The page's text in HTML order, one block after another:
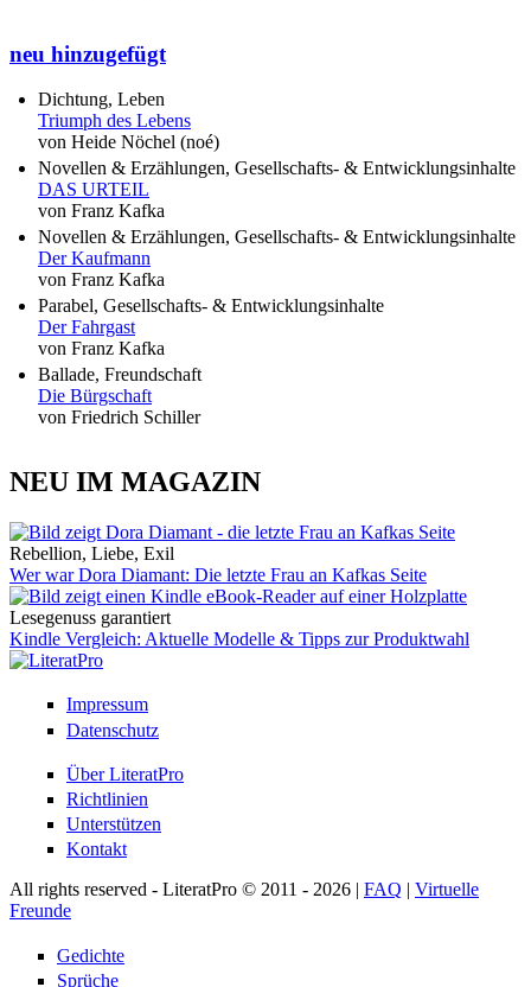
neu hinzugefügt
Dichtung, Leben
Triumph des Lebens
von Heide Nöchel (noé)
Novellen & Erzählungen, Gesellschafts- & Entwicklungsinhalte
DAS URTEIL
von Franz Kafka
Novellen & Erzählungen, Gesellschafts- & Entwicklungsinhalte
Der Kaufmann
von Franz Kafka
Parabel, Gesellschafts- & Entwicklungsinhalte
Der Fahrgast
von Franz Kafka
Ballade, Freundschaft
Die Bürgschaft
von Friedrich Schiller
NEU IM MAGAZIN
Rebellion, Liebe, Exil
Wer war Dora Diamant: Die letzte Frau an Kafkas Seite
Lesegenuss garantiert
Kindle Vergleich: Aktuelle Modelle & Tipps zur Produktwahl
Impressum
Datenschutz
Über LiteratPro
Richtlinien
Unterstützen
Kontakt
All rights reserved - LiteratPro © 2011 - 2026 | FAQ | Virtuelle
Freunde
Gedichte
Sprüche